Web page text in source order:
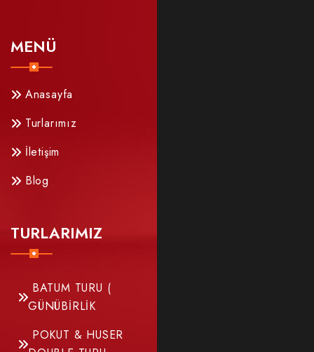
MENÜ
Anasayfa
Turlarımız
İletişim
Blog
TURLARIMIZ
BATUM TURU (
GÜNÜBİRLİK
POKUT & HUSER